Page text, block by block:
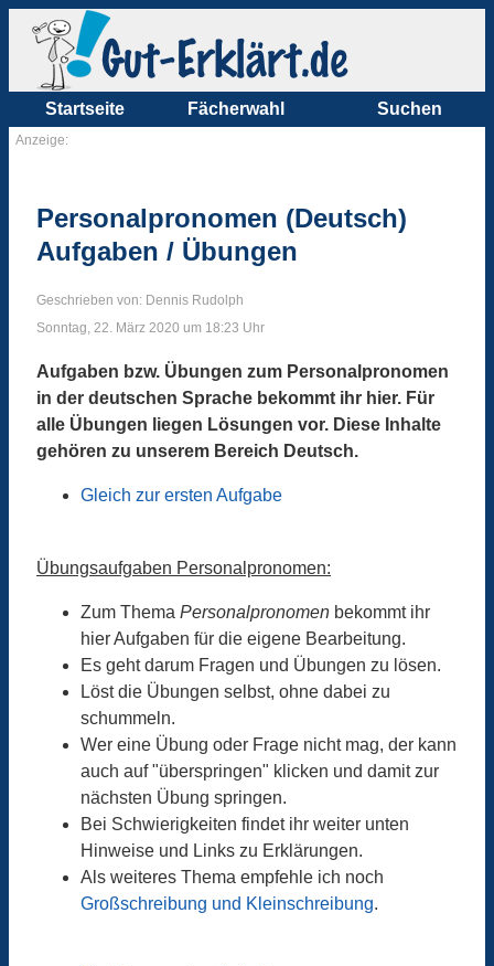
Startseite Fächerwahl Suchen
Anzeige:
Personalpronomen (Deutsch)
Aufgaben / Übungen
Geschrieben von: Dennis Rudolph
Sonntag, 22. März 2020 um 18:23 Uhr
Aufgaben bzw. Übungen zum Personalpronomen
in der deutschen Sprache bekommt ihr hier. Für
alle Übungen liegen Lösungen vor. Diese Inhalte
gehören zu unserem Bereich Deutsch.
Gleich zur ersten Aufgabe
Übungsaufgaben Personalpronomen:
Zum Thema Personalpronomen bekommt ihr
hier Aufgaben für die eigene Bearbeitung.
Es geht darum Fragen und Übungen zu lösen.
Löst die Übungen selbst, ohne dabei zu
schummeln.
Wer eine Übung oder Frage nicht mag, der kann
auch auf "überspringen" klicken und damit zur
nächsten Übung springen.
Bei Schwierigkeiten findet ihr weiter unten
Hinweise und Links zu Erklärungen.
Als weiteres Thema empfehle ich noch
Großschreibung und Kleinschreibung.